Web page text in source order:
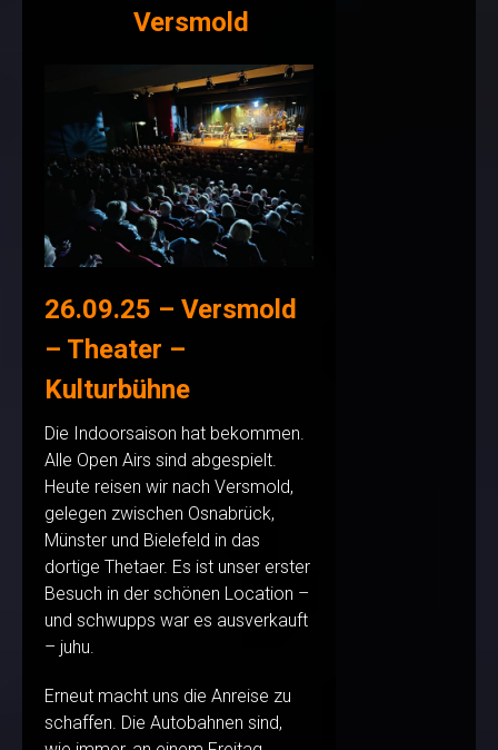
Versmold
26.09.25 – Versmold
– Theater –
Kulturbühne
Die Indoorsaison hat bekommen.
Alle Open Airs sind abgespielt.
Heute reisen wir nach Versmold,
gelegen zwischen Osnabrück,
Münster und Bielefeld in das
dortige Thetaer. Es ist unser erster
Besuch in der schönen Location –
und schwupps war es ausverkauft
– juhu.
Erneut macht uns die Anreise zu
schaffen. Die Autobahnen sind,